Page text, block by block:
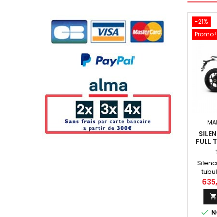
-21%
Promo !
FULL
pour
800

